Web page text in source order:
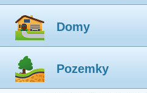
Domy
Pozemky